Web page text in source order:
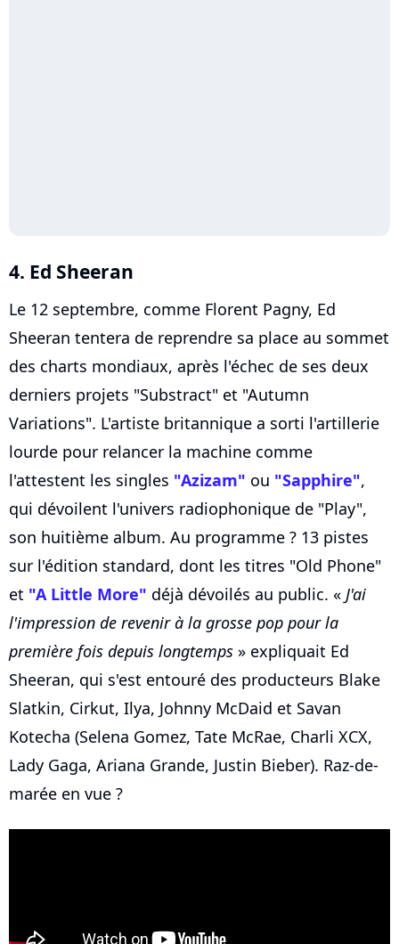
4. Ed Sheeran
Le 12 septembre, comme Florent Pagny, Ed
Sheeran tentera de reprendre sa place au sommet
des charts mondiaux, après l'échec de ses deux
derniers projets "Substract" et "Autumn
Variations". L'artiste britannique a sorti l'artillerie
lourde pour relancer la machine comme
l'attestent les singles "Azizam" ou "Sapphire",
qui dévoilent l'univers radiophonique de "Play",
son huitième album. Au programme ? 13 pistes
sur l'édition standard, dont les titres "Old Phone"
et "A Little More" déjà dévoilés au public. « J'ai
l'impression de revenir à la grosse pop pour la
première fois depuis longtemps » expliquait Ed
Sheeran, qui s'est entouré des producteurs Blake
Slatkin, Cirkut, Ilya, Johnny McDaid et Savan
Kotecha (Selena Gomez, Tate McRae, Charli XCX,
Lady Gaga, Ariana Grande, Justin Bieber). Raz-de-
marée en vue ?